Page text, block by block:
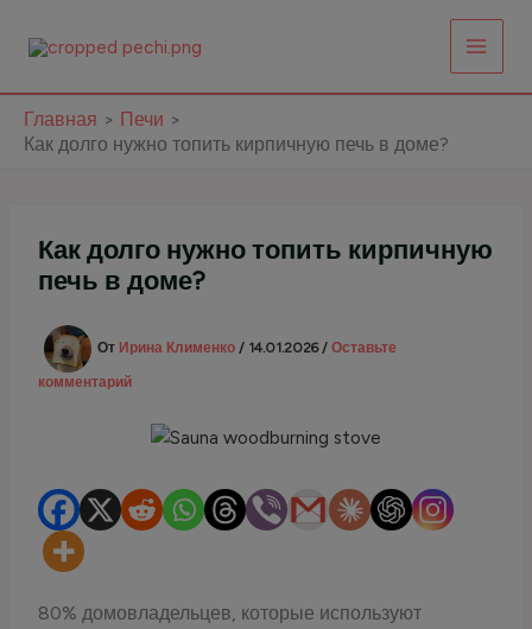
Главная
Печи
Как долго нужно топить кирпичную печь в доме?
Как долго нужно топить кирпичную
печь в доме?
От Ирина Клименко/ 14.01.2026/Оставьте
комментарий
80% домовладельцев, которые используют